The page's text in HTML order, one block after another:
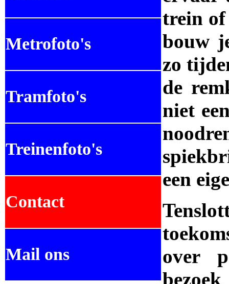
trein of
bouw
zo
de
niet
een
over
Metrofoto's
Tramfoto's
Treinenfoto's
Contact
Mail ons